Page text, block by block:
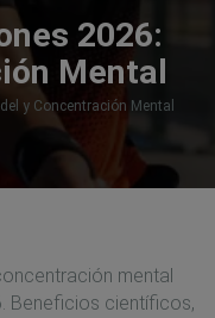
2026:
Mental
y Concentración Mental
mental
Beneficios científicos,